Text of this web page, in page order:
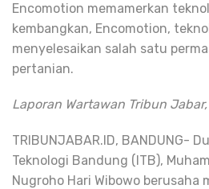
Encomotion memamerkan
kembangkan, Encomotion,
menyelesaikan salah satu
pertanian.
Laporan Wartawan Tribun
TRIBUNJABAR.ID, BANDUNG-
Teknologi Bandung (ITB),
Nugroho Hari Wibowo berusaha